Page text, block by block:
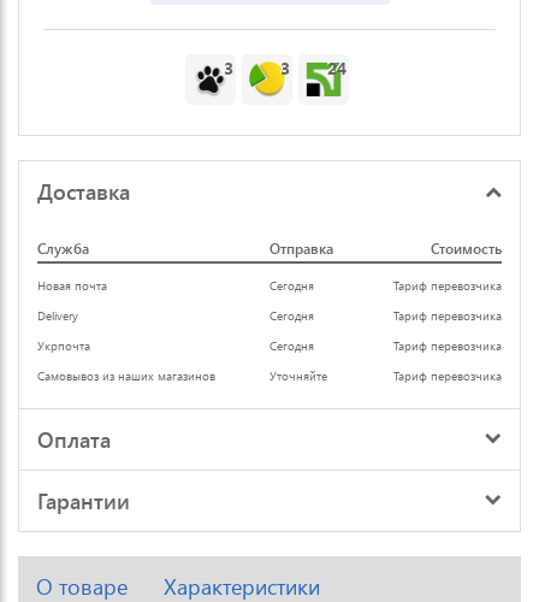
3 3 24
Доставка
Служба Отправка Стоимость
Новая почта Сегодня
Тариф перевозчика
Delivery
Сегодня
Тариф перевозчика
Укрпочта
Сегодня
Тариф перевозчика
Самовывоз из наших магазинов
Уточняйте Тариф перевозчика
Оплата
Гарантии
О товаре Характеристики